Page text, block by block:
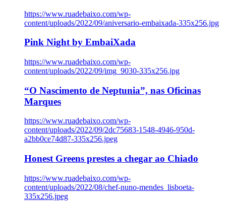
https://www.ruadebaixo.com/wp-
content/uploads/2022/09/aniversario-embaixada-335x256.jpg
Pink Night by EmbaiXada
https://www.ruadebaixo.com/wp-
content/uploads/2022/09/img_9030-335x256.jpg
“O Nascimento de Neptunia”, nas Oficinas
Marques
https://www.ruadebaixo.com/wp-
content/uploads/2022/09/2dc75683-1548-4946-950d-
a2bb0ce74d87-335x256.jpeg
Honest Greens prestes a chegar ao Chiado
https://www.ruadebaixo.com/wp-
content/uploads/2022/08/chef-nuno-mendes_lisboeta-
335x256.jpeg